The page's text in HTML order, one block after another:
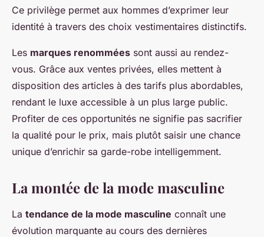
Ce privilège permet aux hommes d’exprimer leur
identité à travers des choix vestimentaires distinctifs.
Les marques renommées sont aussi au rendez-
vous. Grâce aux ventes privées, elles mettent à
disposition des articles à des tarifs plus abordables,
rendant le luxe accessible à un plus large public.
Profiter de ces opportunités ne signifie pas sacrifier
la qualité pour le prix, mais plutôt saisir une chance
unique d’enrichir sa garde-robe intelligemment.
La montée de la mode masculine
La tendance de la mode masculine connaît une
évolution marquante au cours des dernières